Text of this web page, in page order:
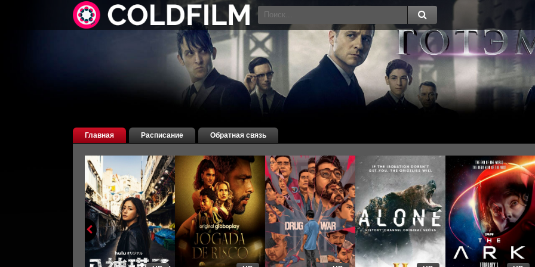
Главная Расписание Обратная связь